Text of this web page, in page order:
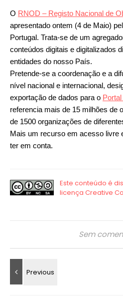
O RNOD – Registo Nacional de
apresentado ontem (4 de Maio)
Portugal. Trata-se de um
conteúdos digitais e digitalizados
entidades do nosso País.
Pretende-se a coordenação e a
nível nacional e internacional,
exportação de dados para o
referencia mais de 15 milhões de
de 1500 organizações de
Mais um recurso em acesso livre
ter em conta.
Sem